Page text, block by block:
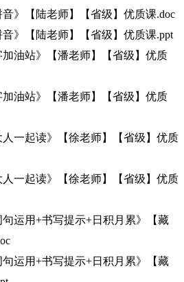
【陆老师】【省级】优质课.doc
【陆老师】【省级】优质课.ppt
站》【潘老师】【省级】优质
站》【潘老师】【省级】优质
起读》【徐老师】【省级】优质
起读》【徐老师】【省级】优质
用+书写提示+日积月累》【藏
用+书写提示+日积月累》【藏